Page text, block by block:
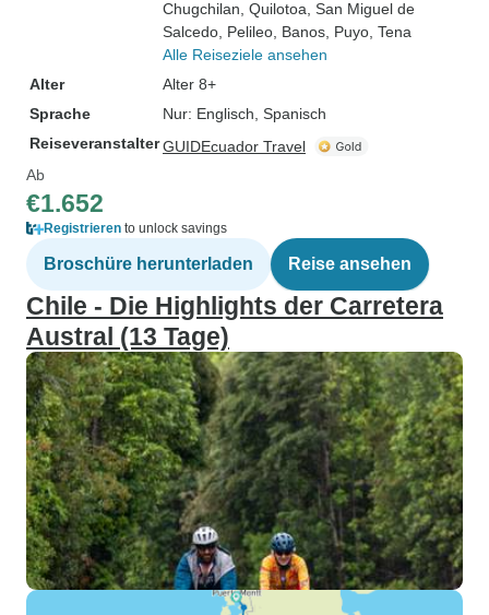
Chugchilan , Quilotoa , San Miguel de
Salcedo , Pelileo , Banos , Puyo , Tena
Alle Reiseziele ansehen
Alter
Alter 8+
Sprache
Nur: Englisch, Spanisch
ReiseveranstalterGUIDEcuador Travel
Ab
€1.652
Registrieren to unlock savings
Broschüre herunterladen Reise ansehen
Chile - Die Highlights der Carretera
Austral (13 Tage)